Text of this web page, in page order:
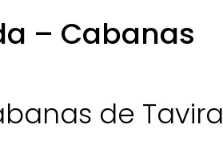
– Cabanas
de Tavira